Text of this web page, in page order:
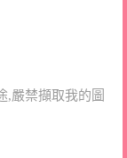
,嚴禁擷取我的圖